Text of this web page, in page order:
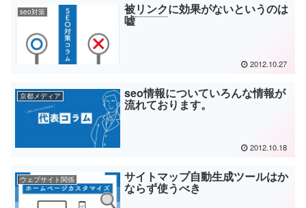
seo対策 被リンクに効果がないというのは
嘘
2012.10.27
京都メディア seo情報についていろんな情報が
流れております。
2012.10.18
ウェブサイト関係 サイトマップ自動生成ツールはか
ならず使うべき